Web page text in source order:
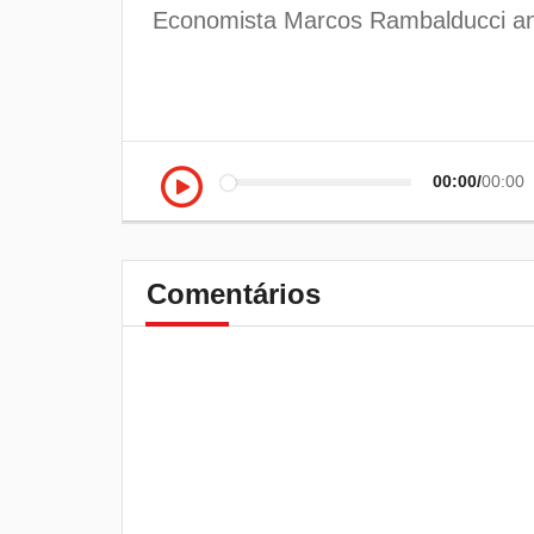
Economista Marcos Rambalducci
00:00 00:00
Comentários